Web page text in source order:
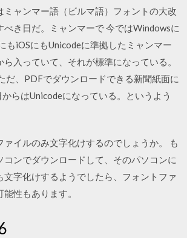
ミャンマー語（ビルマ語）フォントの大改
べき日だ。ミャンマーで 今ではWindowsに
もiOSにもUnicodeに準拠したミャンマー
入っていて、それが標準になっている。
だ、PDFでダウンロードできる新聞紙面に
らはUnicodeになっている。というよう
ァイルのみ文字化けするのでしょうか。 も
コンでダウンロードして、そのパソコンに
文字化けするようでしたら、フォントファ
性もあります。